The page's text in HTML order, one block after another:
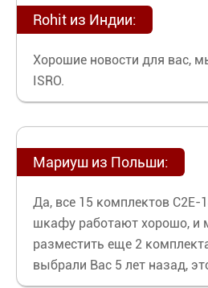
Rohit из Индии:
Хорошие новости для вас,
ISRO.
Мариуш из Польши:
Да, все 15 комплектов C2E-
шкафу работают хорошо, и
разместить еще 2
выбрали Вас 5 лет назад,